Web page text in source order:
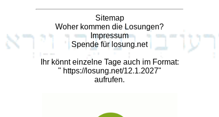
Sitemap
Woher kommen die Losungen?
Impressum
Spende für losung.net
Ihr könnt einzelne Tage auch im Format:
" https://losung.net/12.1.2027"
aufrufen.